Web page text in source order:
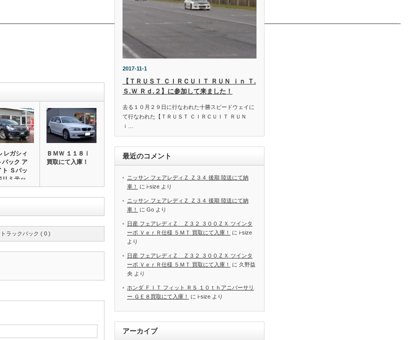
レガシィ
バック ア
ト Ｓパッ
リミテッ…
ＢＭＷ １１８ⅰ
買取にて入庫！
トラックバック ( 0 )
2017-11-1
【ＴＲＵＳＴ ＣＩＲＣＵＩＴ ＲＵＮ ｉｎ Ｔ.
Ｓ.Ｗ Ｒｄ.２】に参加して来ました！
去る１０月２９日に行なわれた十勝スピードウェイに
て行なわれた【ＴＲＵＳＴ ＣＩＲＣＵＩＴ ＲＵＮ
ｉ…
最近のコメント
ニッサン フェアレディＺ Ｚ３４ 後期 陸送にて納
車！
に i-size より
ニッサン フェアレディＺ Ｚ３４ 後期 陸送にて納
車！
に Go より
日産 フェアレディＺ Ｚ３２ ３００ＺＸ ツインタ
ーボ ＶｅｒＲ仕様 ５ＭＴ 買取にて入庫！
に i-size
より
日産 フェアレディＺ Ｚ３２ ３００ＺＸ ツインタ
ーボ ＶｅｒＲ仕様 ５ＭＴ 買取にて入庫！
に 久野益
央 より
ホンダ ＦＩＴ フィット ＲＳ １０ｔｈアニバーサリ
ー ＧＥ８買取にて入庫！
に i-size より
アーカイブ